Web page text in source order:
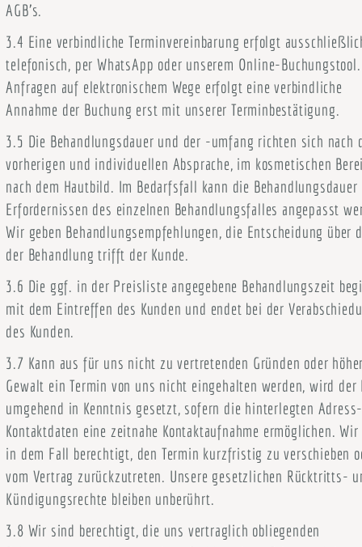
AGB’s.
3.4 Eine verbindliche Terminvereinbarung erfolgt
telefonisch, per WhatsApp oder unserem Online-
Anfragen auf elektronischem Wege erfolgt eine verbindliche
Annahme der Buchung erst mit unserer Terminbestätigung.
3.5 Die Behandlungsdauer und der -umfang richten sich nach
vorherigen und individuellen Absprache, im kosmetischen
nach dem Hautbild. Im Bedarfsfall kann die Behandlungsdauer
Erfordernissen des einzelnen Behandlungsfalles angepasst
Wir geben Behandlungsempfehlungen, die Entscheidung über
der Behandlung trifft der Kunde.
3.6 Die ggf. in der Preisliste angegebene Behandlungszeit
mit dem Eintreffen des Kunden und endet bei der
des Kunden.
3.7 Kann aus für uns nicht zu vertretenden Gründen oder
Gewalt ein Termin von uns nicht eingehalten werden, wird der
umgehend in Kenntnis gesetzt, sofern die hinterlegten
Kontaktdaten eine zeitnahe Kontaktaufnahme ermöglichen.
in dem Fall berechtigt, den Termin kurzfristig zu verschieben
vom Vertrag zurückzutreten. Unsere gesetzlichen Rücktritts-
Kündigungsrechte bleiben unberührt.
3.8 Wir sind berechtigt, die uns vertraglich obliegenden